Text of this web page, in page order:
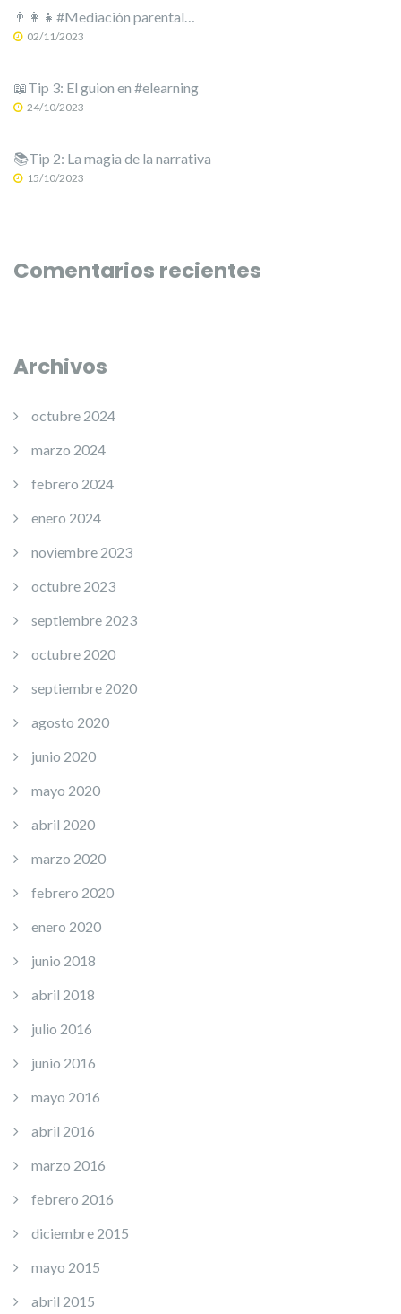
👨‍👩‍👧#Mediación parental…
02/11/2023
📖Tip 3: El guion en #elearning
24/10/2023
📚Tip 2: La magia de la narrativa
15/10/2023
Comentarios recientes
Archivos
octubre 2024
marzo 2024
febrero 2024
enero 2024
noviembre 2023
octubre 2023
septiembre 2023
octubre 2020
septiembre 2020
agosto 2020
junio 2020
mayo 2020
abril 2020
marzo 2020
febrero 2020
enero 2020
junio 2018
abril 2018
julio 2016
junio 2016
mayo 2016
abril 2016
marzo 2016
febrero 2016
diciembre 2015
mayo 2015
abril 2015